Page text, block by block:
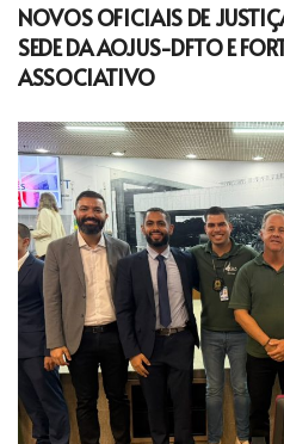
NOVOS OFICIAIS DE
SEDE DA AOJUS-DFTO E
ASSOCIATIVO